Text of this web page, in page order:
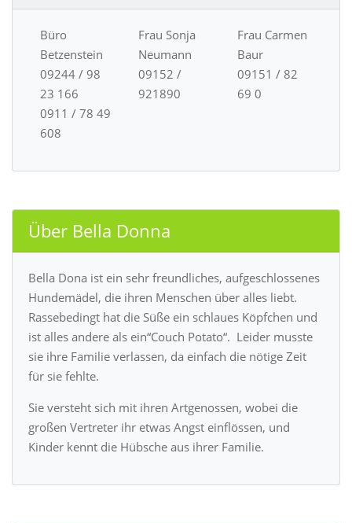
Büro
Betzenstein
09244 / 98
23 166
0911 / 78 49
608
Frau Sonja
Neumann
09152 /
921890
Frau Carmen
Baur
09151 / 82
69 0
Über Bella Donna
Bella Dona ist ein sehr freundliches, aufgeschlossenes
Hundemädel, die ihren Menschen über alles liebt.
Rassebedingt hat die Süße ein schlaues Köpfchen und
ist alles andere als ein“Couch Potato“. Leider musste
sie ihre Familie verlassen, da einfach die nötige Zeit
für sie fehlte.
Sie versteht sich mit ihren Artgenossen, wobei die
großen Vertreter ihr etwas Angst einflössen, und
Kinder kennt die Hübsche aus ihrer Familie.